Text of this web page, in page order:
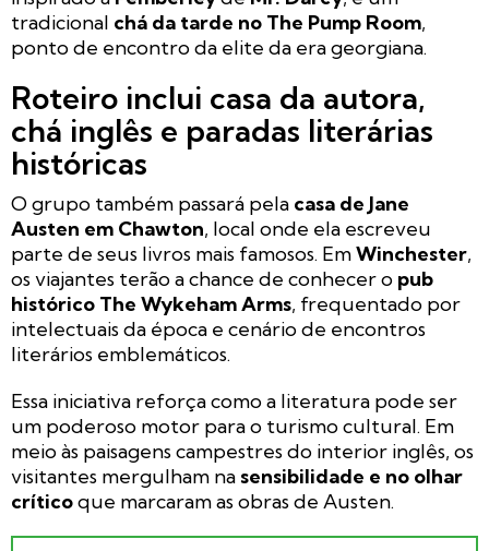
tradicional chá da tarde no The Pump Room,
ponto de encontro da elite da era georgiana.
Roteiro inclui casa da autora,
chá inglês e paradas literárias
históricas
O grupo também passará pela casa de Jane
Austen em Chawton, local onde ela escreveu
parte de seus livros mais famosos. EmWinchester,
os viajantes terão a chance de conhecer o pub
histórico The Wykeham Arms, frequentado por
intelectuais da época e cenário de encontros
literários emblemáticos.
Essa iniciativa reforça como a literatura pode ser
um poderoso motor para o turismo cultural. Em
meio às paisagens campestres do interior inglês, os
visitantes mergulham nasensibilidade e no olhar
críticoque marcaram as obras de Austen.